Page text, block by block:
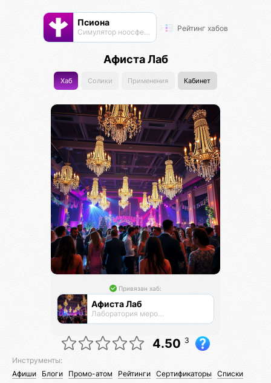
Псиона
Cимулятор ноосферы Рейтинг хабов
Афиста Лаб
Хаб Солики Применения Кабинет
Привязан хаб:
Афиста Лаб
Лаборатория мероприятий
4.50 3
Инструменты:
Афиши
Блоги Промо-атом Рейтинги Сертификаторы Списки